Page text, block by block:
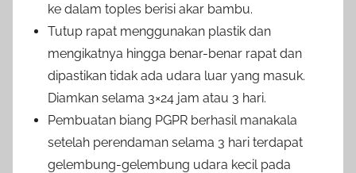
ke dalam toples berisi akar bambu.
Tutup rapat menggunakan plastik dan
mengikatnya hingga benar-benar rapat dan
dipastikan tidak ada udara luar yang masuk.
Diamkan selama 3×24 jam atau 3 hari.
Pembuatan biang PGPR berhasil manakala
setelah perendaman selama 3 hari terdapat
gelembung-gelembung udara kecil pada